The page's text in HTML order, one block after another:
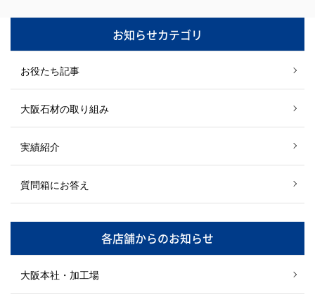
お知らせカテゴリ
お役たち記事
大阪石材の取り組み
実績紹介
質問箱にお答え
各店舗からのお知らせ
大阪本社・加工場